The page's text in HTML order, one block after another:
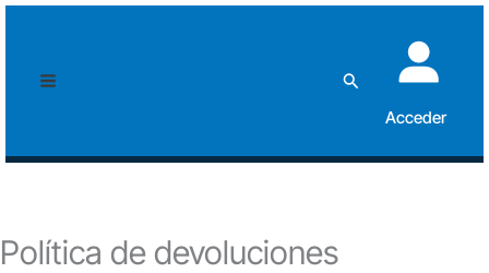
content
Search
Acceder
Política de devoluciones